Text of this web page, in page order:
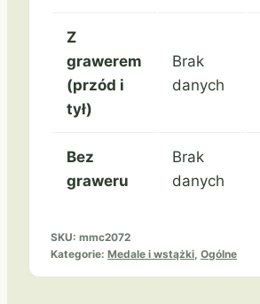
Z
grawerem
(przód i
tył)
Brak
danych
Bez
graweru
Brak
danych
SKU: mmc2072
Kategorie: Medale i wstążki Ogólne